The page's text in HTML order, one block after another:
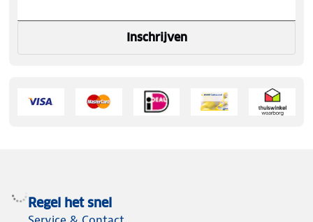
Inschrijven
Regel het snel